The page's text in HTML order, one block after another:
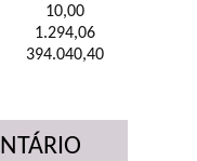
10,00
1.294,06
394.040,40